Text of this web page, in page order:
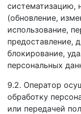
систематизацию,
(обновление,
использование,
предоставление,
блокирование,
персональных
9.2. Оператор
обработку
или передачей